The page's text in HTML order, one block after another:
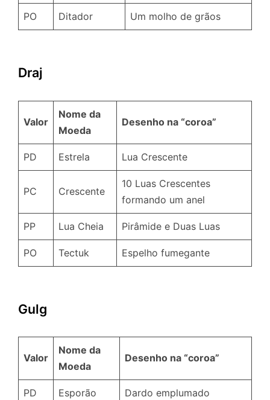
PO Ditador Um molho de grãos
Draj
Valor
Nome da
Moeda
Desenho na “coroa”
PD Estrela Lua Crescente
PC Crescente
10 Luas Crescentes
formando um anel
PP Lua Cheia Pirâmide e Duas Luas
PO Tectuk Espelho fumegante
Gulg
Valor
Nome da
Moeda
Desenho na “coroa”
PD Esporão Dardo emplumado